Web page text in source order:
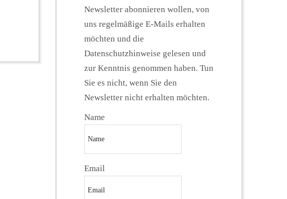
Newsletter abonnieren wollen, von
uns regelmäßige E-Mails erhalten
möchten und die
Datenschutzhinweise gelesen und
zur Kenntnis genommen haben. Tun
Sie es nicht, wenn Sie den
Newsletter nicht erhalten möchten.
Name
Email